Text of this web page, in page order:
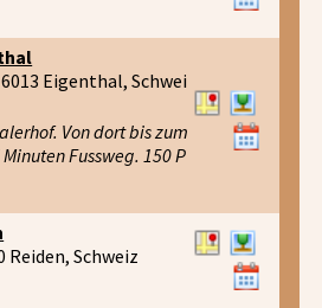
Eigenthal, Schwei
Von dort bis zum
Fussweg. 150 P
Reiden, Schweiz